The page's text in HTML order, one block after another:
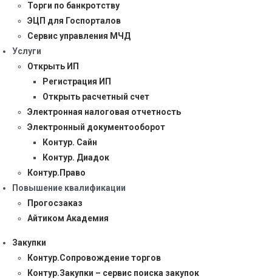
Торги по банкротству
ЭЦП для Госпорталов
Сервис управления МЧД
Услуги
Открыть ИП
Регистрация ИП
Открыть расчетный счет
Электронная налоговая отчетность
Электронный документооборот
Контур. Сайн
Контур. Диадок
Контур.Право
Повышение квалификации
Прогосзаказ
Айтиком Академия
Закупки
Контур.Сопровождение торгов
Контур.Закупки – сервис поиска закупок